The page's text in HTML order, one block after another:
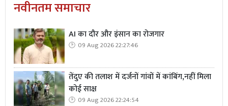
नवीनतम समाचार
AI का दौर और इंसान का रोजगार
09 Aug 2026 22:27:46
तेंदुए की तलाश में दर्जनों गांवों में कांबिंग,नहीं मिला
कोई साक्ष
09 Aug 2026 22:24:54